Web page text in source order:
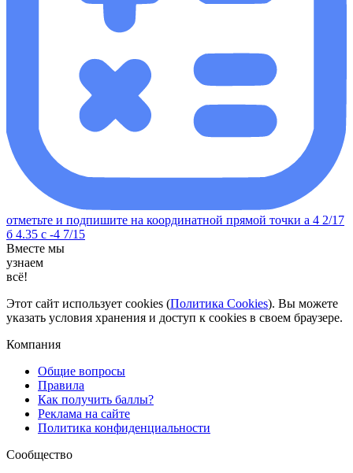
отметьте и подпишите на координатной прямой точки а 4 2/17
б 4.35 с -4 7/15
Вместе мы
узнаем
всё!
Этот сайт использует cookies (Политика Cookies). Вы можете
указать условия хранения и доступ к cookies в своем браузере.
Компания
Общие вопросы
Правила
Как получить баллы?
Реклама на сайте
Политика конфиденциальности
Сообщество